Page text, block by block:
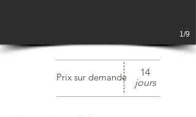
1/9
14
jours
Prix sur demande